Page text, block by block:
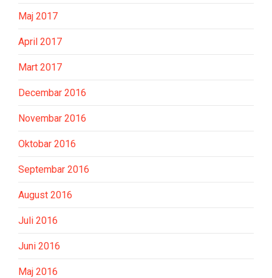
Maj 2017
April 2017
Mart 2017
Decembar 2016
Novembar 2016
Oktobar 2016
Septembar 2016
August 2016
Juli 2016
Juni 2016
Maj 2016